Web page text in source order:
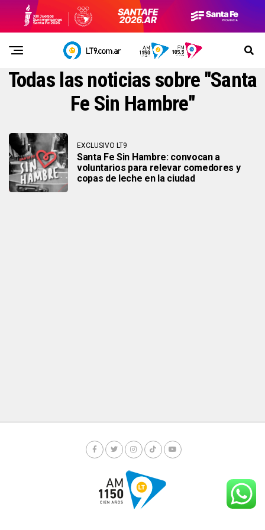
Todas las noticias sobre "Santa
Fe Sin Hambre"
EXCLUSIVO LT9
Santa Fe Sin Hambre: convocan a
voluntarios para relevar comedores y
copas de leche en la ciudad